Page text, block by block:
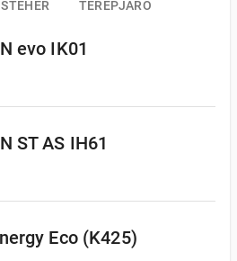
TEREPJÁRÓ
evo IK01
ST AS IH61
Eco (K425)